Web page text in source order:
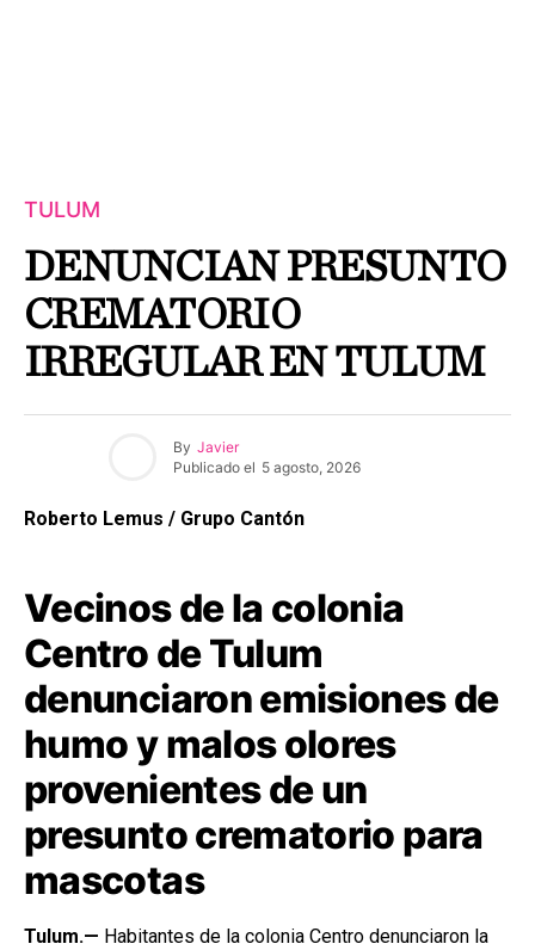
TULUM
DENUNCIAN PRESUNTO
CREMATORIO
IRREGULAR EN TULUM
By Javier
Publicado el 5 agosto, 2026
Roberto Lemus / Grupo Cantón
Vecinos de la colonia
Centro de Tulum
denunciaron emisiones de
humo y malos olores
provenientes de un
presunto crematorio para
mascotas
Tulum.— Habitantes de la colonia Centro denunciaron la